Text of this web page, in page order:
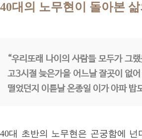
40대의 노무현이 돌아본 삶
“우리또래 나이의 사람들 모두가 그
고3시절 늦은가을 어느날 잘곳이 없
떨었던지 이튿날 온종일 이가 아파 밥
40대 초반의 노무현은 곤궁함에